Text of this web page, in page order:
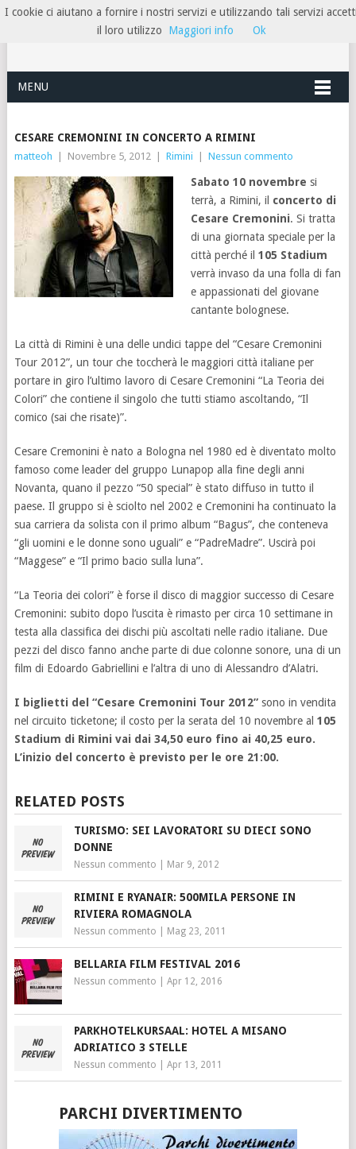
MENU
CESARE CREMONINI IN CONCERTO A RIMINI
matteoh Novembre 5, 2012 Rimini Nessun commento
Sabato 10 novembre si
terrà, a Rimini, il concerto di
Cesare Cremonini. Si tratta
di una giornata speciale per la
città perché il 105 Stadium
verrà invaso da una folla di fan
e appassionati del giovane
cantante bolognese.
La città di Rimini è una delle undici tappe del “Cesare Cremonini
Tour 2012”, un tour che toccherà le maggiori città italiane per
portare in giro l’ultimo lavoro di Cesare Cremonini “La Teoria dei
Colori” che contiene il singolo che tutti stiamo ascoltando, “Il
comico (sai che risate)”.
Cesare Cremonini è nato a Bologna nel 1980 ed è diventato molto
famoso come leader del gruppo Lunapop alla fine degli anni
Novanta, quano il pezzo “50 special” è stato diffuso in tutto il
paese. Il gruppo si è sciolto nel 2002 e Cremonini ha continuato la
sua carriera da solista con il primo album “Bagus”, che conteneva
“gli uomini e le donne sono uguali” e “PadreMadre”. Uscirà poi
“Maggese” e “Il primo bacio sulla luna”.
“La Teoria dei colori” è forse il disco di maggior successo di Cesare
Cremonini: subito dopo l’uscita è rimasto per circa 10 settimane in
testa alla classifica dei dischi più ascoltati nelle radio italiane. Due
pezzi del disco fanno anche parte di due colonne sonore, una di un
film di Edoardo Gabriellini e l’altra di uno di Alessandro d’Alatri.
I biglietti del “Cesare Cremonini Tour 2012”sono in vendita
nel circuito ticketone; il costo per la serata del 10 novembre al 105
Stadium di Rimini vai dai 34,50 euro fino ai 40,25 euro.
L’inizio del concerto è previsto per le ore 21:00.
RELATED POSTS
TURISMO: SEI LAVORATORI SU DIECI SONO
DONNE
Nessun commento Mar 9, 2012
RIMINI E RYANAIR: 500MILA PERSONE IN
RIVIERA ROMAGNOLA
Nessun commento Mag 23, 2011
BELLARIA FILM FESTIVAL 2016
Nessun commento Apr 12, 2016
PARKHOTELKURSAAL: HOTEL A MISANO
ADRIATICO 3 STELLE
Nessun commento Apr 13, 2011
PARCHI DIVERTIMENTO
I cookie ci aiutano a fornire i nostri servizi e utilizzando tali servizi
il loro utilizzo
Maggiori info Ok